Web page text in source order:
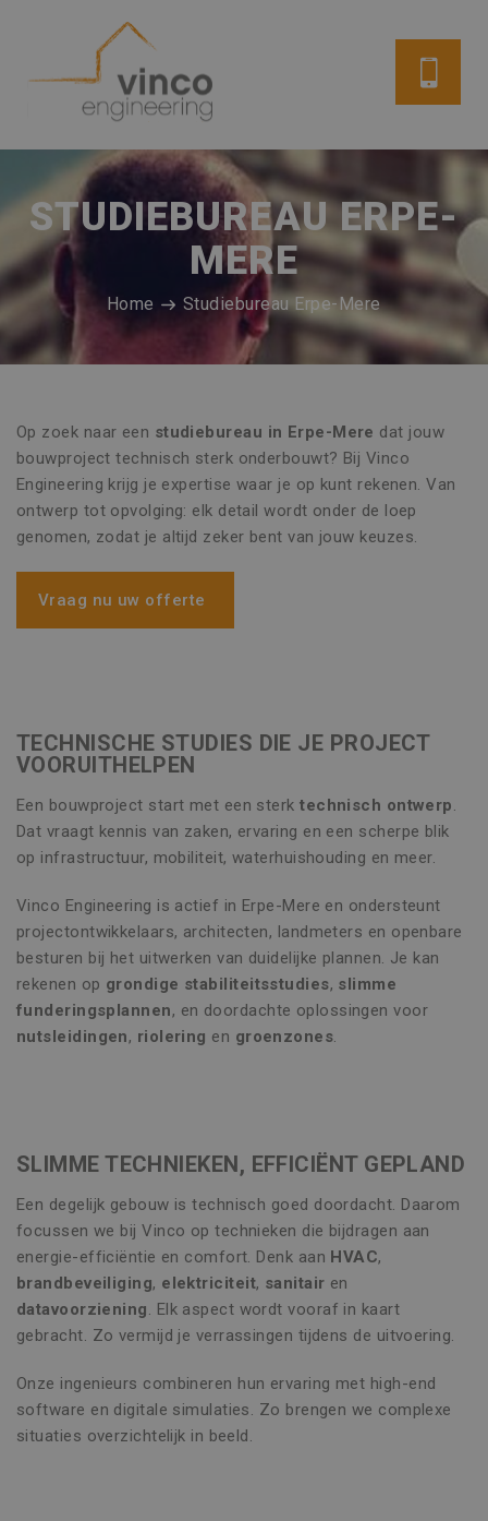
STUDIEBUREAU ERPE-
MERE
Home Studiebureau Erpe-Mere
Op zoek naar een studiebureau in Erpe-Mere dat jouw
bouwproject technisch sterk onderbouwt? Bij Vinco
Engineering krijg je expertise waar je op kunt rekenen. Van
ontwerp tot opvolging: elk detail wordt onder de loep
genomen, zodat je altijd zeker bent van jouw keuzes.
Vraag nu uw offerte
TECHNISCHE STUDIES DIE JE PROJECT
VOORUITHELPEN
Een bouwproject start met een sterk technisch ontwerp.
Dat vraagt kennis van zaken, ervaring en een scherpe blik
op infrastructuur, mobiliteit, waterhuishouding en meer.
Vinco Engineering is actief in Erpe-Mere en ondersteunt
projectontwikkelaars, architecten, landmeters en openbare
besturen bij het uitwerken van duidelijke plannen. Je kan
rekenen op grondige stabiliteitsstudies, slimme
funderingsplannen, en doordachte oplossingen voor
nutsleidingen, riolering en groenzones.
SLIMME TECHNIEKEN, EFFICIËNT GEPLAND
Een degelijk gebouw is technisch goed doordacht. Daarom
focussen we bij Vinco op technieken die bijdragen aan
energie-efficiëntie en comfort. Denk aan HVAC,
brandbeveiliging, elektriciteit, sanitair en
datavoorziening. Elk aspect wordt vooraf in kaart
gebracht. Zo vermijd je verrassingen tijdens de uitvoering.
Onze ingenieurs combineren hun ervaring met high-end
software en digitale simulaties. Zo brengen we complexe
situaties overzichtelijk in beeld.